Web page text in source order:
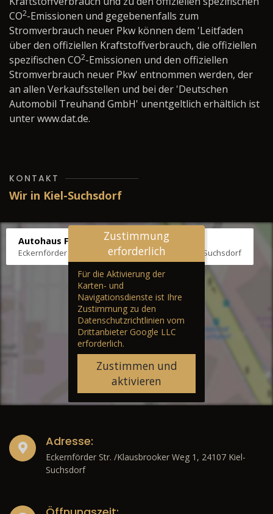
CO2-Emissionen und gegebenenfalls zum
Stromverbrauch neuer Pkw können dem 'Leitfaden
über den offiziellen Kraftstoffverbrauch, die offiziellen
spezifischen CO2-Emissionen und den offiziellen
Stromverbrauch neuer Pkw' entnommen werden, der
an allen Verkaufsstellen und bei der 'Deutschen
Automobil Treuhand GmbH' unentgeltlich erhältlich ist
unter www.dat.de.
KONTAKT
Wir in Kiel-Suchsdorf
Autohaus Fräter
Eckernförder Str. /Klausbrooker Weg 1, 24107 Kiel-Suchsdorf
Zustimmung
erforderlich
Für die Aktivierung der
Karten- und
Navigationsdienste ist Ihre
Zustimmung zu den
Datenschutzrichtlinien vom
Drittanbieter Google LLC
erforderlich.
Zustimmen und
aktivieren
Adresse:
Eckernförder Str. /Klausbrooker Weg 1, 24107 Kiel-
Suchsdorf